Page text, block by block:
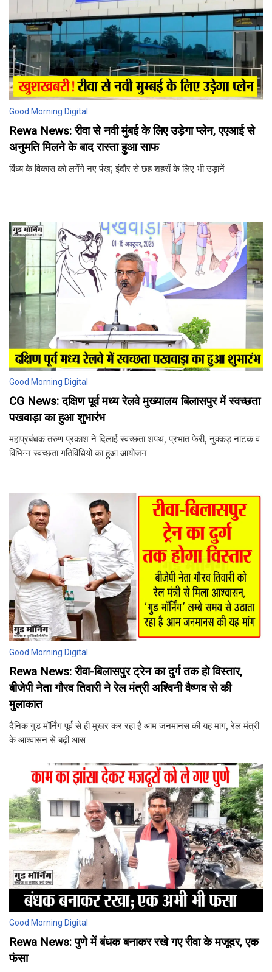
Good Morning Digital
Rewa News: रीवा से नवी मुंबई के लिए उड़ेगा प्लेन, एएआई से
अनुमति मिलने के बाद रास्ता हुआ साफ
विंध्य के विकास को लगेंगे नए पंख; इंदौर से छह शहरों के लिए भी उड़ानें
Good Morning Digital
CG News: दक्षिण पूर्व मध्य रेलवे मुख्यालय बिलासपुर में स्वच्छता
पखवाड़ा का हुआ शुभारंभ
महाप्रबंधक तरुण प्रकाश ने दिलाई स्वच्छता शपथ, प्रभात फेरी, नुक्कड़ नाटक व
विभिन्न स्वच्छता गतिविधियों का हुआ आयोजन
Good Morning Digital
Rewa News: रीवा-बिलासपुर ट्रेन का दुर्ग तक हो विस्तार,
बीजेपी नेता गौरव तिवारी ने रेल मंत्री अश्विनी वैष्णव से की
मुलाकात
दैनिक गुड मॉर्निंग पूर्व से ही मुखर कर रहा है आम जनमानस की यह मांग, रेल मंत्री
के आश्वासन से बढ़ी आस
Good Morning Digital
Rewa News: पुणे में बंधक बनाकर रखे गए रीवा के मजूदर, एक
फंसा